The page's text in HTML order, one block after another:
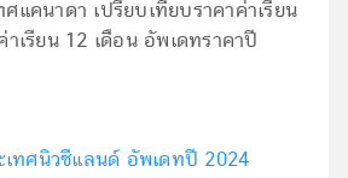
ศแคนาดา เปรียบเทียบราคาค่าเรียน
าเรียน 12 เดือน อัพเดทราคาปี